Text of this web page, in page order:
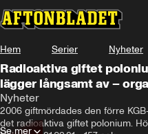
Hem Serier Nyheter
Radioaktiva giftet
lägger långsamt av –
Nyheter
2006 giftmördades den förre
det radioaktiva giftet polonium.
Se mer